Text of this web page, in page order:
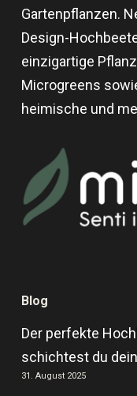
Gartenpflanzen.
Design-
einzigartige
Microgreens
heimische und
Blog
Der perfekte
schichtest du
31. August 2025